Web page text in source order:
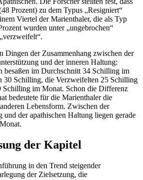
Prozent) zu dem Typus „Resigniert“
Viertel der Marienthaler, die als Typ
wurden unter „ungebrochen“
Dingen der Zusammenhang zwischen der
und der inneren Haltung:
besaßen im Durchschnitt 34 Schilling im
30 Schilling, die Verzweifelten 25 Schilling
Schilling im Monat. Schon die Differenz
bedeutete für die Marienthaler die
Lebensform. Zwischen der
und der apathischen Haltung liegen gerade
der Kapitel
in den Trend steigender
der Zielsetzung, die